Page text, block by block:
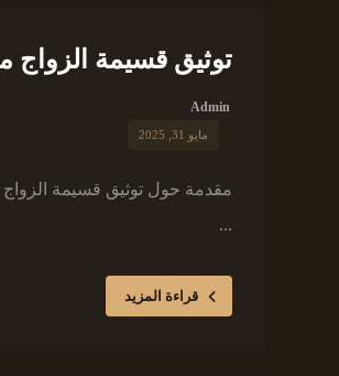
توثيق قسيمة الزواج
Admin
مايو 31, 2025
مقدمة حول توثيق قسيمة الزواج
...
قراءة المزيد